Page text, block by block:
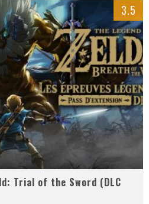
3.5
Trial of the Sword (DLC